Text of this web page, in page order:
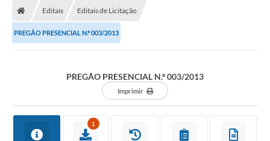
Editais Editais de Licitação
PREGÃO PRESENCIAL N.º 003/2013
PREGÃO PRESENCIAL N.º 003/2013
Imprimir
1